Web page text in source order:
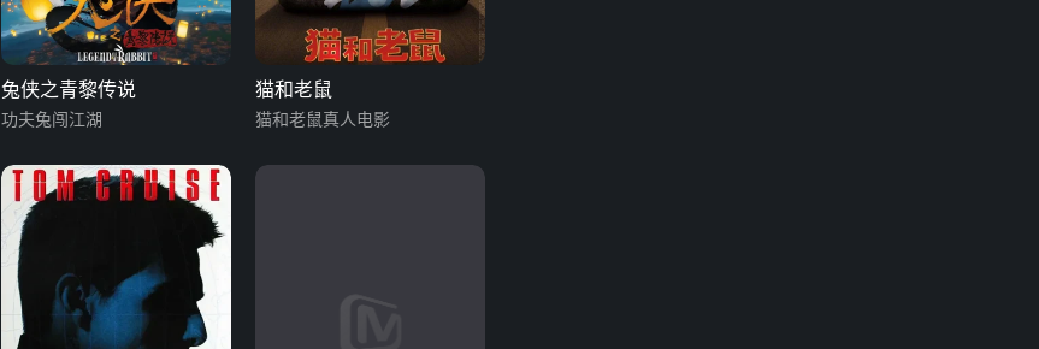
兔侠之青黎传说
功夫兔闯江湖
猫和老鼠
猫和老鼠真人电影